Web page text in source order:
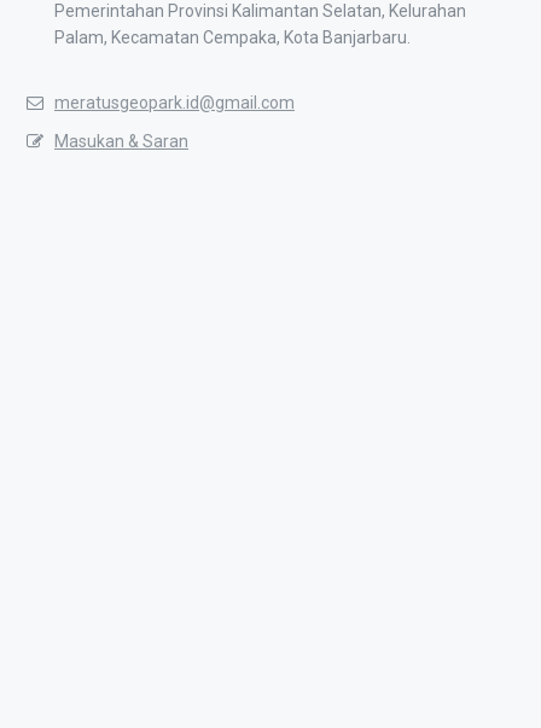
Pemerintahan Provinsi Kalimantan Selatan, Kelurahan
Palam, Kecamatan Cempaka, Kota Banjarbaru.
meratusgeopark.id@gmail.com
Masukan & Saran